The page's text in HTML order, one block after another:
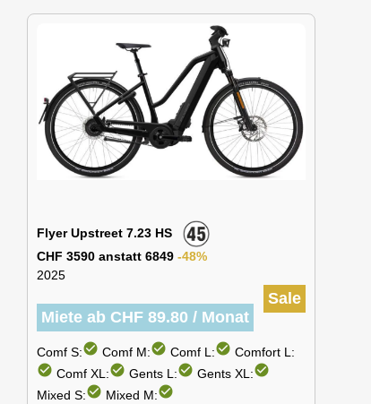
Flyer Upstreet 7.23 HS
CHF 3590 anstatt 6849 -48%
2025
Sale
Miete ab CHF 89.80 / Monat
Comf S:check_circle Comf M:check_circle Comf L:check_circle Comfort L:
check_circle Comf XL:check_circle Gents L:check_circle Gents XL:check_circle
Mixed S:check_circle Mixed M:check_circle